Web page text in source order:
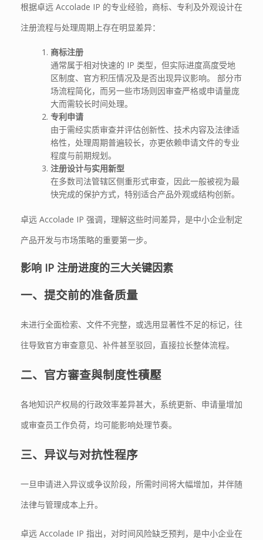
根据卓远 Accolade IP 的专业经验，商标、专利及外观设计在
注册流程与处理周期上存在明显差异：
商标注册
通常属于相对快速的 IP 类型，但实际进度高度受地
区制度、官方积压情况及是否出现异议影响。 部分市
场流程简化，而另一些市场则因审查严格或申请量庞
大而需较长时间处理。
专利申请
由于需经实质审查并评估创新性、技术内容及法律适
格性，处理周期普遍较长，亦更依赖申请文件的专业
程度与前期规划。
注册设计与实用新型
在多数司法管辖区侧重形式审查，因此一般被视为最
快完成的保护方式，特别适合产品外观或结构创新。
卓远 Accolade IP 强调，理解这些时间差异，是中小企业制定
产品开发与市场策略的重要第一步。
影响 IP 注册进度的三大关键因素
一、提交前的准备质量
未进行全面检索、文件不完整，或选用显著性不足的标记，往
往导致官方审查意见、补件甚至驳回，直接拉长整体流程。
二、官方審查與制度性積壓
各地知识产权局的行政效率差异甚大，系统更新、申请量增加
或审查员工作负荷，均可能影响处理节奏。
三、异议与对抗性程序
一旦申请进入异议或争议阶段，所需时间将大幅增加，并伴随
法律与管理成本上升。
卓远 Accolade IP 指出，对时间风险缺乏预判，是中小企业在